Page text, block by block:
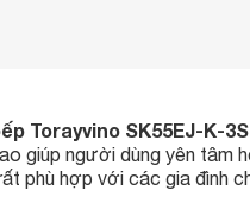
Torayvino SK55EJ-K-
giúp người dùng yên tâm
phù hợp với các gia đình